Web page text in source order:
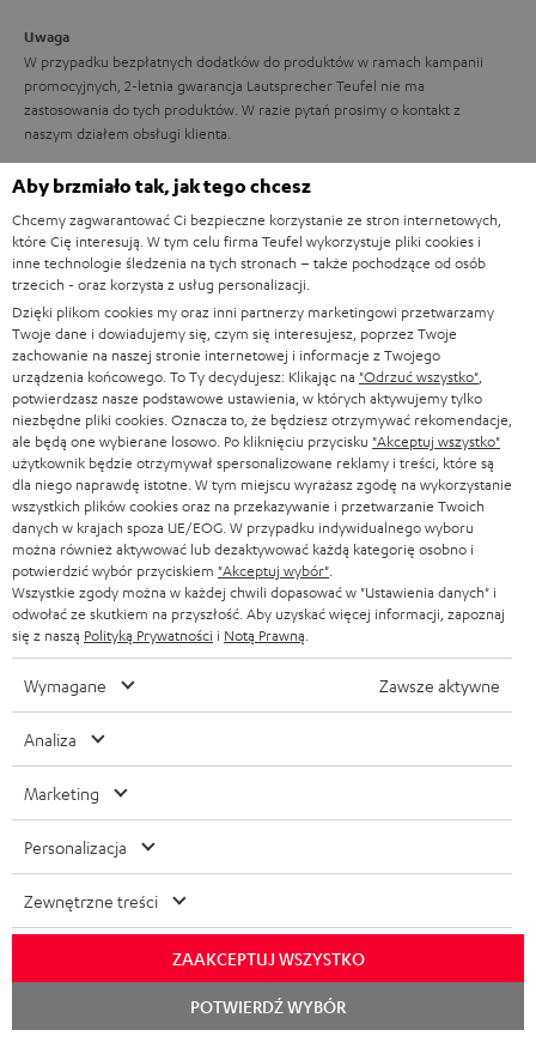
Uwaga
W przypadku bezpłatnych dodatków do produktów w ramach kampanii
promocyjnych, 2-letnia gwarancja Lautsprecher Teufel nie ma
zastosowania do tych produktów. W razie pytań prosimy o kontakt z
naszym działem obsługi klienta.
Dostawa
zamówionego produktu.
Testuj przez 8 tygodni
Darmowy zwrot
Obsługa klienta w strukturze firmy
Ponad 45 lat doświadczenia audio
Aby brzmiało tak, jak tego chcesz
Chcemy zagwarantować Ci bezpieczne korzystanie ze stron internetowych,
które Cię interesują. W tym celu firma Teufel wykorzystuje pliki cookies i
inne technologie śledzenia na tych stronach – także pochodzące od osób
trzecich - oraz korzysta z usług personalizacji.
Dzięki plikom cookies my oraz inni partnerzy marketingowi przetwarzamy
Twoje dane i dowiadujemy się, czym się interesujesz, poprzez Twoje
zachowanie na naszej stronie internetowej i informacje z Twojego
urządzenia końcowego. To Ty decydujesz: Klikając na "Odrzuć wszystko"
potwierdzasz nasze podstawowe ustawienia, w których aktywujemy tylko
niezbędne pliki cookies. Oznacza to, że będziesz otrzymywać rekomendacje,
ale będą one wybierane losowo. Po kliknięciu przycisku "Akceptuj wszystko"
użytkownik będzie otrzymywał spersonalizowane reklamy i treści, które są
dla niego naprawdę istotne. W tym miejscu wyrażasz zgodę na wykorzystanie
wszystkich plików cookies oraz na przekazywanie i przetwarzanie Twoich
danych w krajach spoza UE/EOG. W przypadku indywidualnego wyboru
można również aktywować lub dezaktywować każdą kategorię osobno i
potwierdzić wybór przyciskiem "Akceptuj wybór"
Wszystkie zgody można w każdej chwili dopasować w "Ustawienia danych" i
odwołać ze skutkiem na przyszłość. Aby uzyskać więcej informacji, zapoznaj
się z naszą Polityką Prywatności i Notą Prawną
Wymagane Zawsze aktywne
Analiza
Marketing
Personalizacja
Zewnętrzne treści
ZAAKCEPTUJ WSZYSTKO
POTWIERDŹ WYBÓR